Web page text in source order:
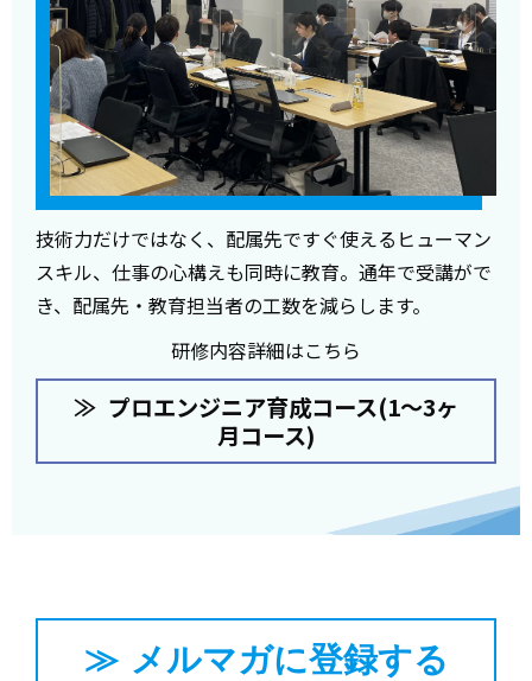
技術力だけではなく、配属先ですぐ使えるヒューマン
スキル、仕事の心構えも同時に教育。通年で受講がで
き、配属先・教育担当者の工数を減らします。
研修内容詳細はこちら
プロエンジニア育成コース(1～3ヶ
月コース)
メルマガに登録する